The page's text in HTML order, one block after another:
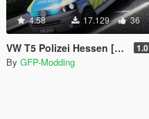
4.58 17.129 36
VW T5 Polizei Hessen [ELS] [REFLECTION] 1.0
By GFP-Modding